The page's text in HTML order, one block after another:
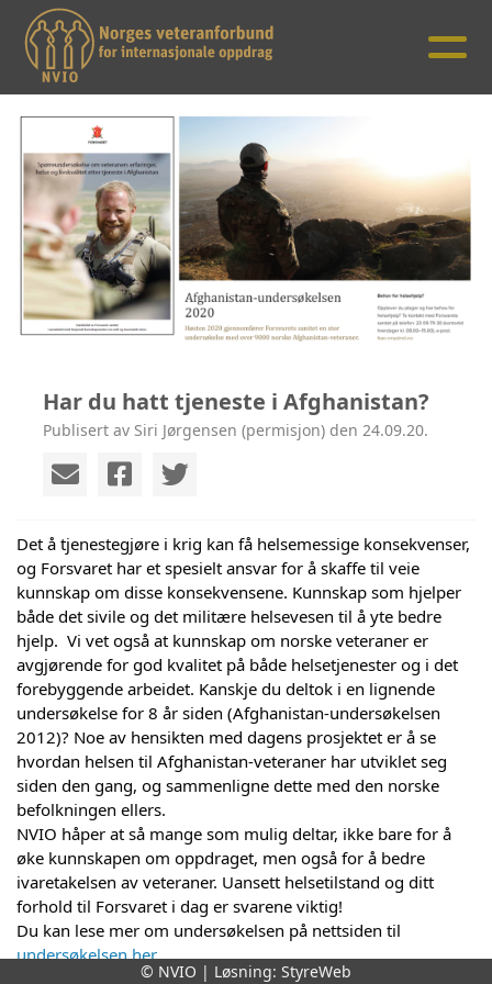
Har du hatt tjeneste i Afghanistan?
Publisert av Siri Jørgensen (permisjon) den 24.09.20.
Det å tjenestegjøre i krig kan få helsemessige konsekvenser,
og Forsvaret har et spesielt ansvar for å skaffe til veie
kunnskap om disse konsekvensene. Kunnskap som hjelper
både det sivile og det militære helsevesen til å yte bedre
hjelp.  Vi vet også at kunnskap om norske veteraner er
avgjørende for god kvalitet på både helsetjenester og i det
forebyggende arbeidet. Kanskje du deltok i en lignende
undersøkelse for 8 år siden (Afghanistan-undersøkelsen
2012)? Noe av hensikten med dagens prosjektet er å se
hvordan helsen til Afghanistan-veteraner har utviklet seg
siden den gang, og sammenligne dette med den norske
befolkningen ellers.
NVIO håper at så mange som mulig deltar, ikke bare for å
øke kunnskapen om oppdraget, men også for å bedre
ivaretakelsen av veteraner. Uansett helsetilstand og ditt
forhold til Forsvaret i dag er svarene viktig!
undersøkelsen her.
Der står det også hvem du kan kontakte hvis du har
© NVIO | Løsning: StyreWeb